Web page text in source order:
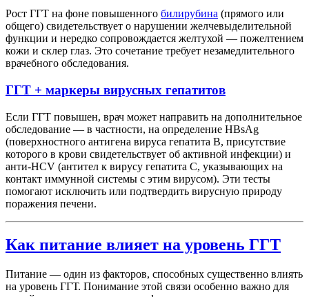
Рост ГГТ на фоне повышенного билирубина (прямого или
общего) свидетельствует о нарушении желчевыделительной
функции и нередко сопровождается желтухой — пожелтением
кожи и склер глаз. Это сочетание требует незамедлительного
врачебного обследования.
ГГТ + маркеры вирусных гепатитов
Если ГГТ повышен, врач может направить на дополнительное
обследование — в частности, на определение HBsAg
(поверхностного антигена вируса гепатита B, присутствие
которого в крови свидетельствует об активной инфекции) и
анти-HCV (антител к вирусу гепатита C, указывающих на
контакт иммунной системы с этим вирусом). Эти тесты
помогают исключить или подтвердить вирусную природу
поражения печени.
Как питание влияет на уровень ГГТ
Питание — один из факторов, способных существенно влиять
на уровень ГГТ. Понимание этой связи особенно важно для